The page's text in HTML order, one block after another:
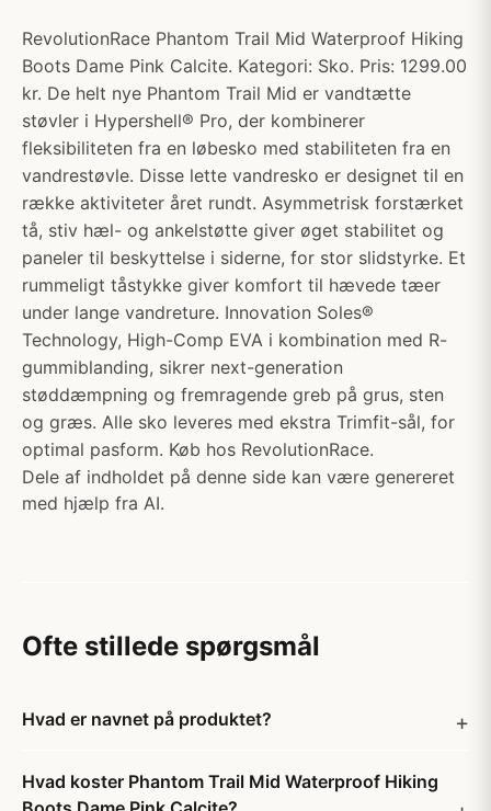
RevolutionRace Phantom Trail Mid Waterproof Hiking
Boots Dame Pink Calcite. Kategori: Sko. Pris: 1299.00
kr. De helt nye Phantom Trail Mid er vandtætte
støvler i Hypershell® Pro, der kombinerer
fleksibiliteten fra en løbesko med stabiliteten fra en
vandrestøvle. Disse lette vandresko er designet til en
række aktiviteter året rundt. Asymmetrisk forstærket
tå, stiv hæl- og ankelstøtte giver øget stabilitet og
paneler til beskyttelse i siderne, for stor slidstyrke. Et
rummeligt tåstykke giver komfort til hævede tæer
under lange vandreture. Innovation Soles®
Technology, High-Comp EVA i kombination med R-
gummiblanding, sikrer next-generation
støddæmpning og fremragende greb på grus, sten
og græs. Alle sko leveres med ekstra Trimfit-sål, for
optimal pasform. Køb hos RevolutionRace.
Dele af indholdet på denne side kan være genereret
med hjælp fra AI.
Ofte stillede spørgsmål
Hvad er navnet på produktet?
Hvad koster Phantom Trail Mid Waterproof Hiking